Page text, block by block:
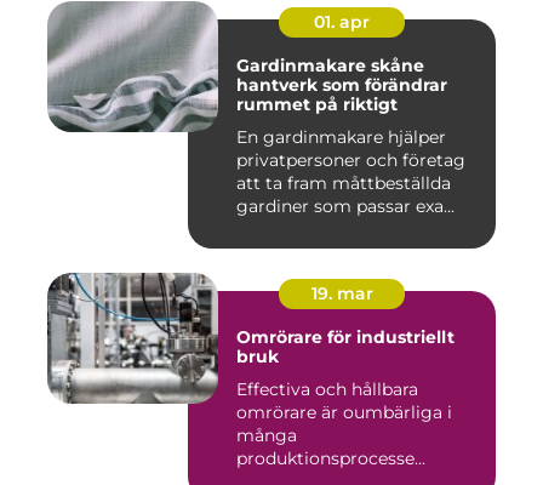
01. apr
Gardinmakare skåne
hantverk som förändrar
rummet på riktigt
En gardinmakare hjälper
privatpersoner och företag
att ta fram måttbeställda
gardiner som passar exa...
19. mar
Omrörare för industriellt
bruk
Effectiva och hållbara
omrörare är oumbärliga i
många
produktionsprocesse...